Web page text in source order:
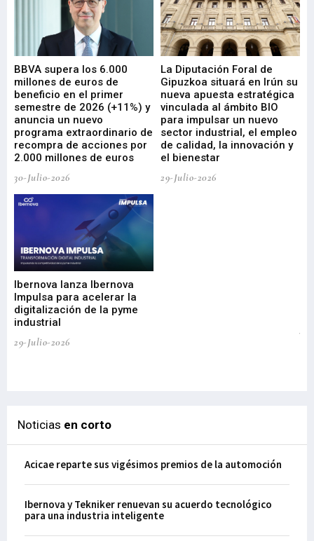
BBVA supera los 6.000
millones de euros de
beneficio en el primer
semestre de 2026 (+11%) y
anuncia un nuevo
programa extraordinario de
recompra de acciones por
2.000 millones de euros
30-Julio-2026
La Diputación Foral de
Gipuzkoa situará en Irún su
nueva apuesta estratégica
vinculada al ámbito BIO
para impulsar un nuevo
sector industrial, el empleo
de calidad, la innovación y
el bienestar
29-Julio-2026
Ibernova lanza Ibernova
Impulsa para acelerar la
digitalización de la pyme
industrial
29-Julio-2026
Noticias en corto
Acicae reparte sus vigésimos premios de la automoción
Ibernova y Tekniker renuevan su acuerdo tecnológico
para una industria inteligente